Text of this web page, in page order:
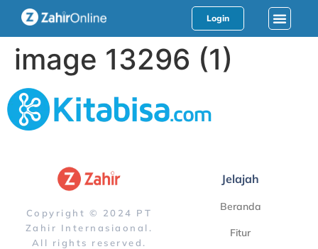
Login
image 13296 (1)
Copyright © 2024 PT
Zahir Internasiaonal.
All rights reserved.
Jelajah
Beranda
Fitur